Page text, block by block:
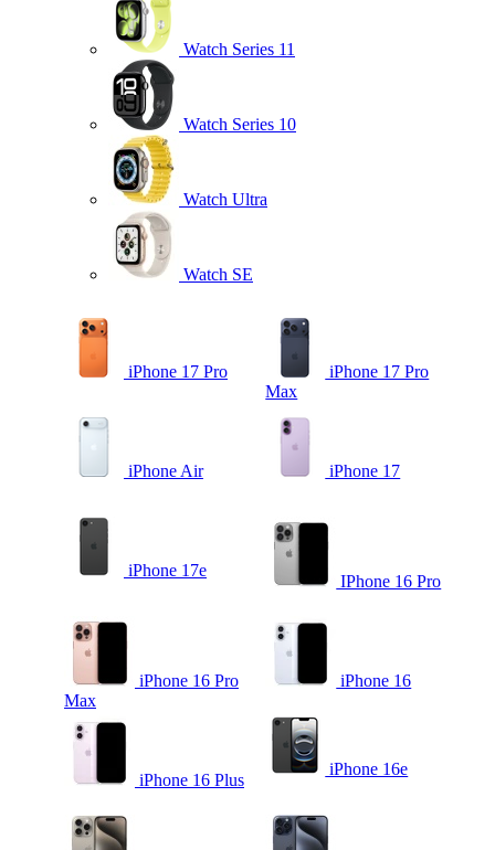
Watch Series 11
Watch Series 10
Watch Ultra
Watch SE
iPhone 17 Pro
iPhone 17 Pro
Max
iPhone Air iPhone 17
iPhone 17e
IPhone 16 Pro
iPhone 16 Pro
Max
iPhone 16
iPhone 16 Plus
iPhone 16e